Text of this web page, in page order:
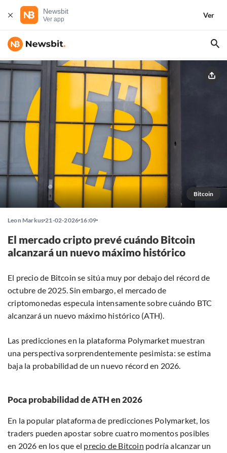
Newsbit
Ver app
Ver
Bitcoin
Leon Markus 21-02-2026 16:09
El mercado cripto prevé cuándo Bitcoin
alcanzará un nuevo máximo histórico
El precio de Bitcoin se sitúa muy por debajo del récord de
octubre de 2025. Sin embargo, el mercado de
criptomonedas especula intensamente sobre cuándo BTC
alcanzará un nuevo máximo histórico (ATH).
Las predicciones en la plataforma Polymarket muestran
una perspectiva sorprendentemente pesimista: se estima
baja la probabilidad de un nuevo récord en 2026.
Poca probabilidad de ATH en 2026
En la popular plataforma de predicciones Polymarket, los
traders pueden apostar sobre cuatro momentos posibles
en 2026 en los que el precio de Bitcoin podría alcanzar un